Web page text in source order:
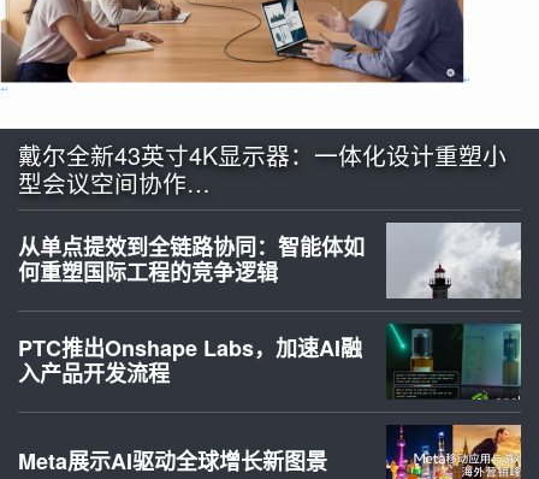
戴尔全新43英寸4K显示器：一体化设计重塑小
型会议空间协作…
从单点提效到全链路协同：智能体如
何重塑国际工程的竞争逻辑
PTC推出Onshape Labs，加速AI融
入产品开发流程
Meta展示AI驱动全球增长新图景